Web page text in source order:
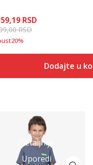
RSD
RSD
20%
Dodajte u
Detaljnije
Uporedi